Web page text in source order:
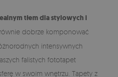
tłem dla stylowych i
dobrze komponować
intensywnych
falistych fototapet
w swoim wnętrzu. Tapety z